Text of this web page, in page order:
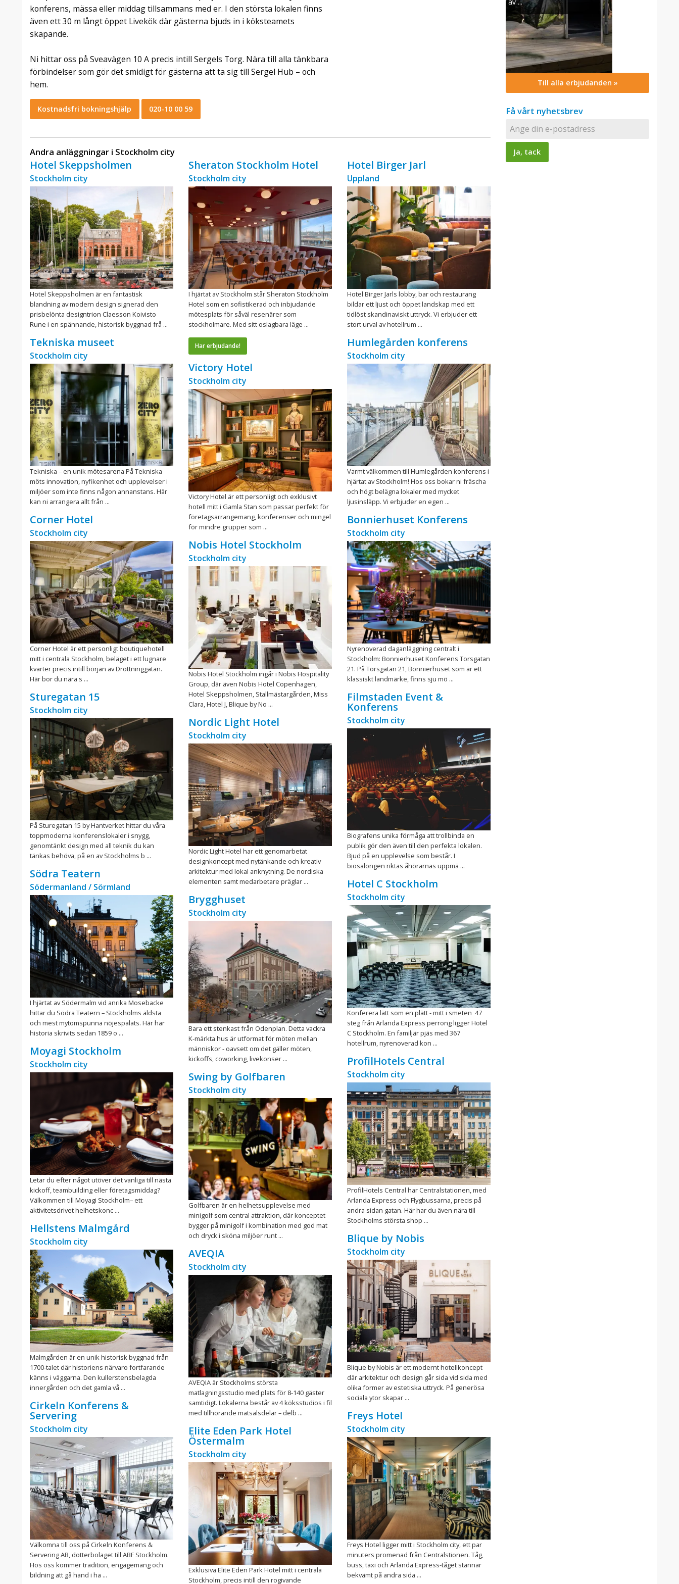
konferens, mässa eller middag tillsammans med er. I den största lokalen finns
även ett 30 m långt öppet Livekök där gästerna bjuds in i köksteamets
skapande.
Ni hittar oss på Sveavägen 10 A precis intill Sergels Torg. Nära till alla tänkbara
förbindelser som gör det smidigt för gästerna att ta sig till Sergel Hub – och
hem.
Kostnadsfri bokningshjälp 020-10 00 59
Andra anläggningar i Stockholm city
Hotel Skeppsholmen
Stockholm city
Hotel Skeppsholmen är en fantastisk
blandning av modern design signerad den
prisbelönta designtrion Claesson Koivisto
Rune i en spännande, historisk byggnad frå ...
Tekniska museet
Stockholm city
Tekniska – en unik mötesarena På Tekniska
möts innovation, nyfikenhet och upplevelser i
miljöer som inte finns någon annanstans. Här
kan ni arrangera allt från ...
Corner Hotel
Stockholm city
Corner Hotel är ett personligt boutiquehotell
mitt i centrala Stockholm, beläget i ett lugnare
kvarter precis intill början av Drottninggatan.
Här bor du nära s ...
Sturegatan 15
Stockholm city
På Sturegatan 15 by Hantverket hittar du våra
toppmoderna konferenslokaler i snygg,
genomtänkt design med all teknik du kan
tänkas behöva, på en av Stockholms b ...
Södra Teatern
Södermanland / Sörmland
I hjärtat av Södermalm vid anrika Mosebacke
hittar du Södra Teatern – Stockholms äldsta
och mest mytomspunna nöjespalats. Här har
historia skrivits sedan 1859 o ...
Moyagi Stockholm
Stockholm city
Letar du efter något utöver det vanliga till nästa
kickoff, teambuilding eller företagsmiddag?
Välkommen till Moyagi Stockholm– ett
aktivitetsdrivet helhetskonc ...
Hellstens Malmgård
Stockholm city
Malmgården är en unik historisk byggnad från
1700-talet där historiens närvaro fortfarande
känns i väggarna. Den kullerstensbelagda
innergården och det gamla vå ...
Cirkeln Konferens &
Servering
Stockholm city
Välkomna till oss på Cirkeln Konferens &
Servering AB, dotterbolaget till ABF Stockholm.
Hos oss kommer tradition, engagemang och
bildning att gå hand i ha ...
Sheraton Stockholm Hotel
Stockholm city
I hjärtat av Stockholm står Sheraton Stockholm
Hotel som en sofistikerad och inbjudande
mötesplats för såväl resenärer som
stockholmare. Med sitt oslagbara läge ...
Har erbjudande!
Victory Hotel
Stockholm city
Victory Hotel är ett personligt och exklusivt
hotell mitt i Gamla Stan som passar perfekt för
företagsarrangemang, konferenser och mingel
för mindre grupper som ...
Nobis Hotel Stockholm
Stockholm city
Nobis Hotel Stockholm ingår i Nobis Hospitality
Group, där även Nobis Hotel Copenhagen,
Hotel Skeppsholmen, Stallmästargården, Miss
Clara, Hotel J, Blique by No ...
Nordic Light Hotel
Stockholm city
Nordic Light Hotel har ett genomarbetat
designkoncept med nytänkande och kreativ
arkitektur med lokal anknytning. De nordiska
elementen samt medarbetare präglar ...
Brygghuset
Stockholm city
Bara ett stenkast från Odenplan. Detta vackra
K-märkta hus är utformat för möten mellan
människor - oavsett om det gäller möten,
kickoffs, coworking, livekonser ...
Swing by Golfbaren
Stockholm city
Golfbaren är en helhetsupplevelse med
minigolf som central attraktion, där konceptet
bygger på minigolf i kombination med god mat
och dryck i sköna miljöer runt ...
AVEQIA
Stockholm city
AVEQIA är Stockholms största
matlagningsstudio med plats för 8-140 gäster
samtidigt. Lokalerna består av 4 köksstudios i fil
med tillhörande matsalsdelar – delb ...
Elite Eden Park Hotel
Östermalm
Stockholm city
Exklusiva Elite Eden Park Hotel mitt i centrala
Stockholm, precis intill den rogivande
Hotel Birger Jarl
Uppland
Hotel Birger Jarls lobby, bar och restaurang
bildar ett ljust och öppet landskap med ett
tidlöst skandinaviskt uttryck. Vi erbjuder ett
stort urval av hotellrum ...
Humlegården konferens
Stockholm city
Varmt välkommen till Humlegården konferens i
hjärtat av Stockholm! Hos oss bokar ni fräscha
och högt belägna lokaler med mycket
ljusinsläpp. Vi erbjuder en egen ...
Bonnierhuset Konferens
Stockholm city
Nyrenoverad daganläggning centralt i
Stockholm: Bonnierhuset Konferens Torsgatan
21. På Torsgatan 21, Bonnierhuset som är ett
klassiskt landmärke, finns sju mö ...
Filmstaden Event &
Konferens
Stockholm city
Biografens unika förmåga att trollbinda en
publik gör den även till den perfekta lokalen.
Bjud på en upplevelse som består. I
biosalongen riktas åhörarnas uppmä ...
Hotel C Stockholm
Stockholm city
Konferera lätt som en plätt - mitt i smeten 47
steg från Arlanda Express perrong ligger Hotel
C Stockholm. En familjär pjäs med 367
hotellrum, nyrenoverad kon ...
ProfilHotels Central
Stockholm city
ProfilHotels Central har Centralstationen, med
Arlanda Express och Flygbussarna, precis på
andra sidan gatan. Här har du även nära till
Stockholms största shop ...
Blique by Nobis
Stockholm city
Blique by Nobis är ett modernt hotellkoncept
där arkitektur och design går sida vid sida med
olika former av estetiska uttryck. På generösa
sociala ytor skapar ...
Freys Hotel
Stockholm city
Freys Hotel ligger mitt i Stockholm city, ett par
minuters promenad från Centralstionen. Tåg,
buss, taxi och Arlanda Express-tåget stannar
bekvämt på andra sida ...
Till alla erbjudanden »
Få vårt nyhetsbrev